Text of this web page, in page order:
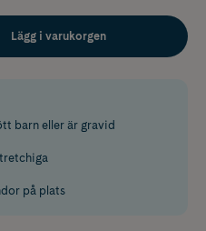
Lägg i varukorgen
barn eller är gravid
på plats